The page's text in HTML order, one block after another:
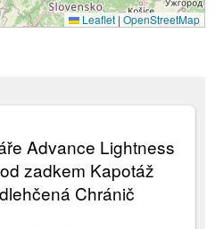
Leaflet | OpenStreetMap
Advance Lightness
zadkem Kapotáž
Chránič